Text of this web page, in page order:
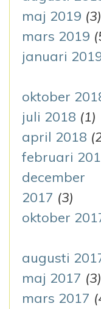
maj 2019 (3)
mars 2019
januari
oktober
juli 2018 (1)
april 2018
februari
december
2017 (3)
oktober
augusti
maj 2017 (3)
mars 2017